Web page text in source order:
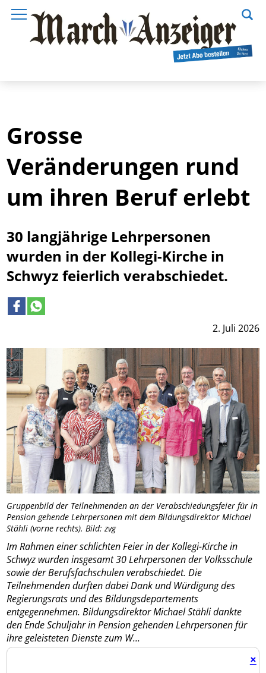
Gruppenbild der Teilnehmenden an der Verabschiedungsfeier für in
Pension gehende Lehrpersonen mit dem Bildungsdirektor Michael
Stähli (vorne rechts). Bild: zvg
2. Juli 2026
Grosse
Veränderungen rund
um ihren Beruf erlebt
30 langjährige Lehrpersonen
wurden in der Kollegi-Kirche in
Schwyz feierlich verabschiedet.
Im Rahmen einer schlichten Feier in der Kollegi-Kirche in
Schwyz wurden insgesamt 30 Lehrpersonen der Volksschule
sowie der Berufsfachschulen verabschiedet. Die
Teilnehmenden durften dabei Dank und Würdigung des
Regierungsrats und des Bildungsdepartements
entgegennehmen. Bildungsdirektor Michael Stähli dankte
den Ende Schuljahr in Pension gehenden Lehrpersonen für
ihre geleisteten Dienste zum W...
×